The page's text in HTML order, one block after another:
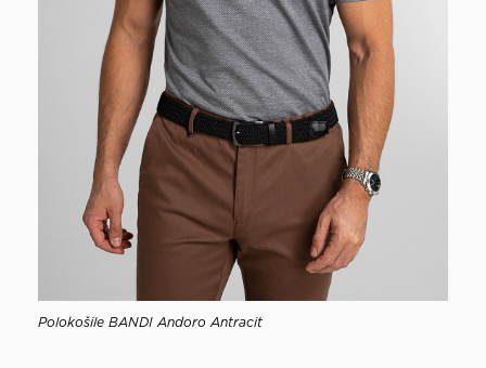
Polokošile BANDI Andoro Antracit